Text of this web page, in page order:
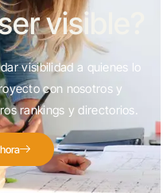
visible?
visibilidad a quienes lo
con nosotros y
rankings y directorios.